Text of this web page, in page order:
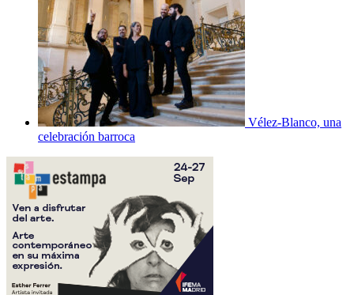
Vélez-Blanco, una
celebración barroca